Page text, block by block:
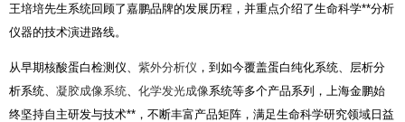
王培培先生系统回顾了嘉鹏品牌的发展历程，并重点介绍了生命科学**分析
仪器的技术演进路线。
从早期核酸蛋白检测仪、 紫外分析仪 ，到如今覆盖蛋白纯化系统、层析分
析系统、 凝胶成像系统 化学发光成像系统等多个产品系列，上海金鹏始
终坚持自主研发与技术**，不断丰富产品矩阵，满足生命科学研究领域日益